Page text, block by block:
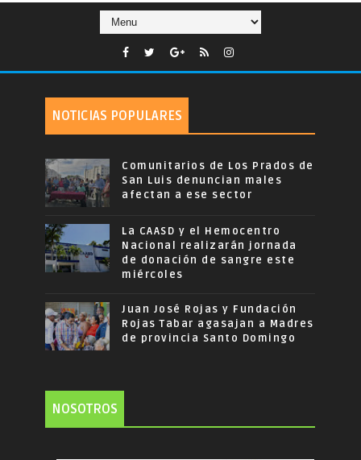
NOTICIAS POPULARES
Comunitarios de Los Prados de
San Luis denuncian males
afectan a ese sector
La CAASD y el Hemocentro
Nacional realizarán jornada
de donación de sangre este
miércoles
Juan José Rojas y Fundación
Rojas Tabar agasajan a Madres
de provincia Santo Domingo
NOSOTROS